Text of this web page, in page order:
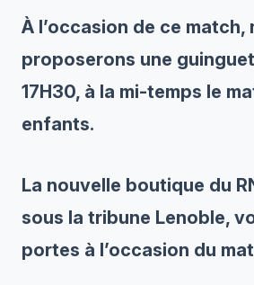
À l’occasion de ce match,
proposerons une
17H30, à la mi-temps le
enfants.
La nouvelle boutique du
sous la tribune Lenoble,
portes à l’occasion du